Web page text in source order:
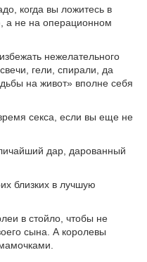
когда вы ложитесь в
а не на операционном
нежелательного
гели, спирали, да
на живот» вполне себя
секса, если вы еще не
дар, дарованный
близких в лучшую
в стойло, чтобы не
сына. А королевы